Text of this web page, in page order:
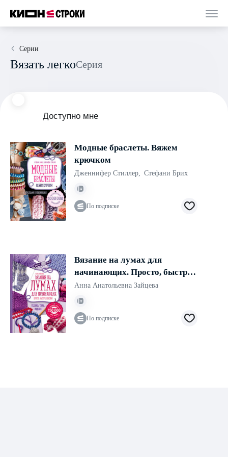
Серии
Вязать легко Серия
Доступно мне
Модные браслеты. Вяжем
крючком
Дженнифер Стиллер, Стефани Брих
По подписке
Вязание на лумах для
начинающих. Просто, быстро,
красиво. Техника, узоры,
изделия
Анна Анатольевна Зайцева
По подписке